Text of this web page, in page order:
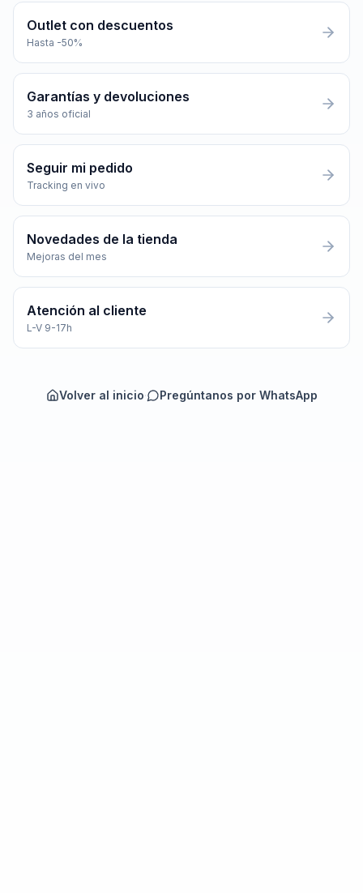
Outlet con descuentos
Hasta -50%
Garantías y devoluciones
3 años oficial
Seguir mi pedido
Tracking en vivo
Novedades de la tienda
Mejoras del mes
Atención al cliente
L-V 9-17h
Volver al inicio· Pregúntanos por WhatsApp